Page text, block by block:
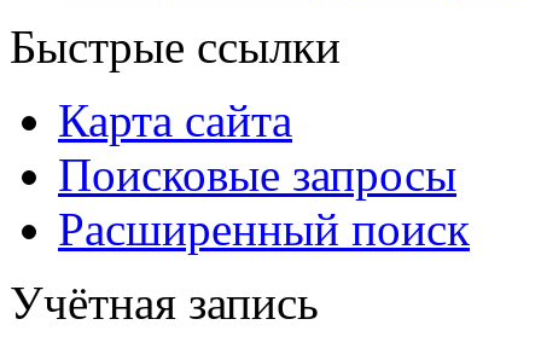
Быстрые ссылки
Карта сайта
Поисковые запросы
Расширенный поиск
Учётная запись